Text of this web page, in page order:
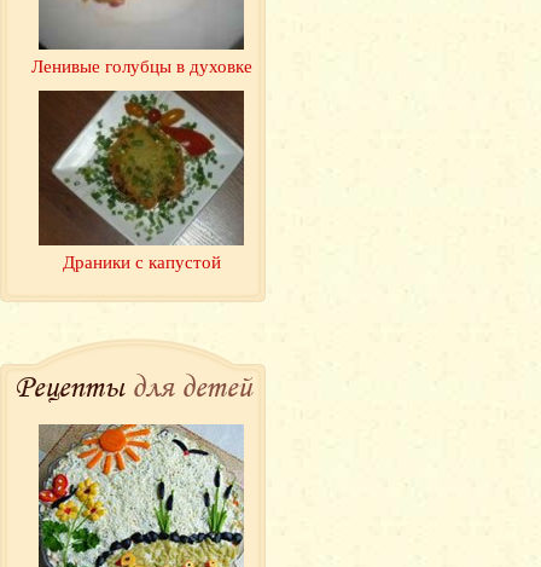
Ленивые голубцы в духовке
Драники с капустой
Рецепты для детей